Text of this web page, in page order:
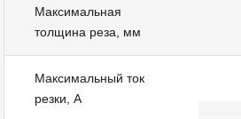
Максимальная
толщина реза, мм
Максимальный ток
резки, А